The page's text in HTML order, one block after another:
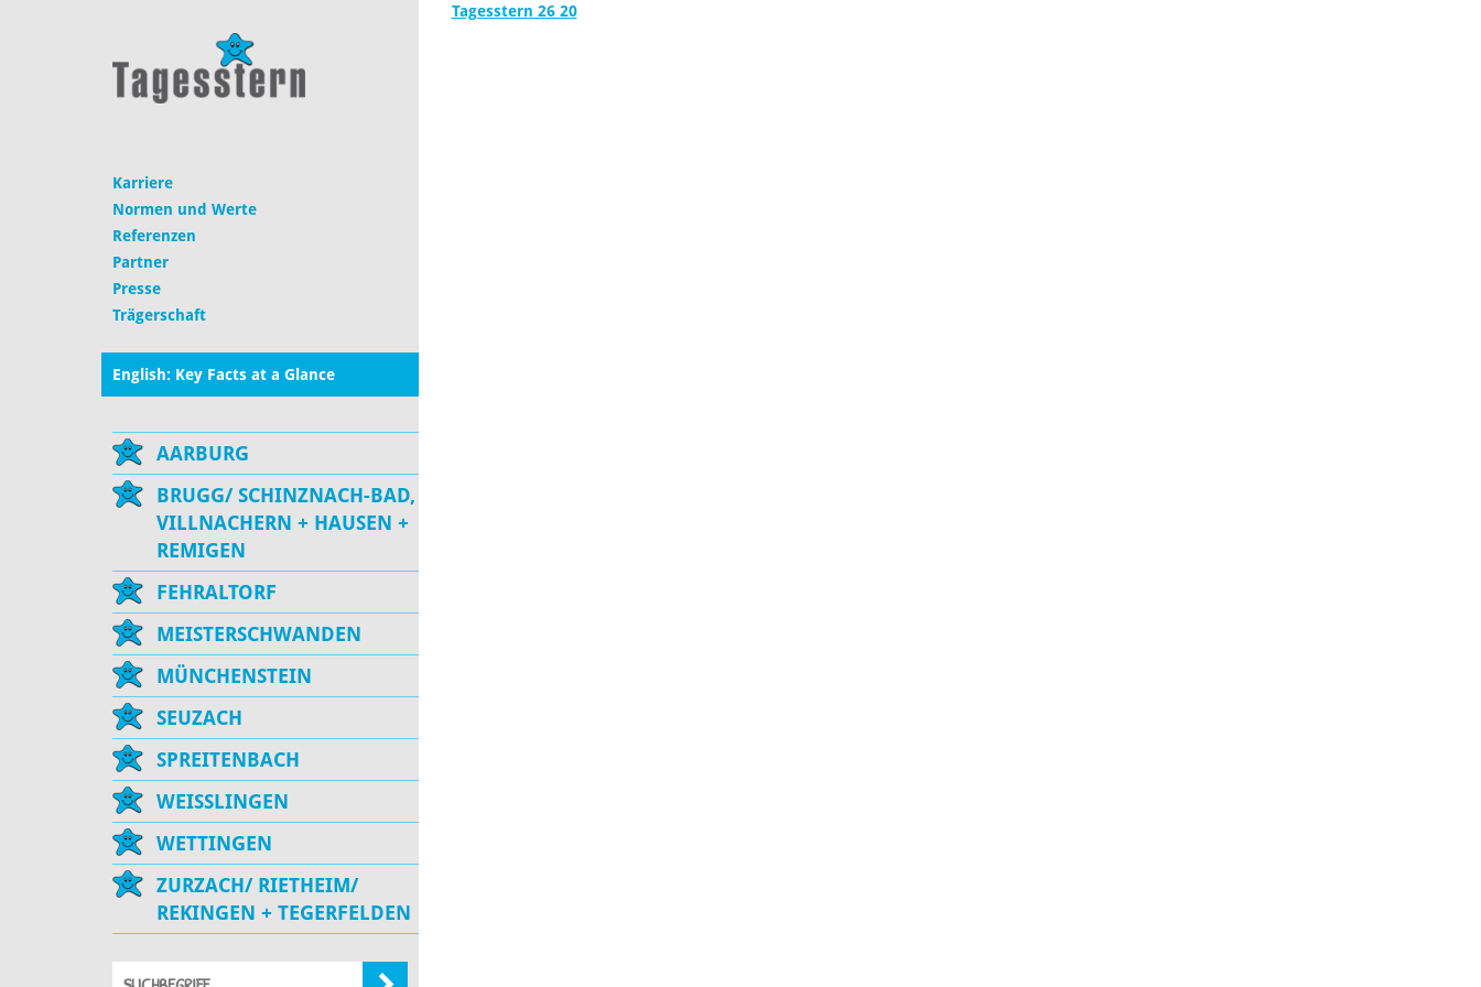
Karriere
Normen und Werte
Referenzen
Partner
Presse
Trägerschaft
English: Key Facts at a Glance
AARBURG
BRUGG/ SCHINZNACH-BAD,
VILLNACHERN + HAUSEN +
REMIGEN
FEHRALTORF
MEISTERSCHWANDEN
MÜNCHENSTEIN
SEUZACH
SPREITENBACH
WEISSLINGEN
WETTINGEN
ZURZACH/ RIETHEIM/
REKINGEN + TEGERFELDEN
Tagesstern 26 20